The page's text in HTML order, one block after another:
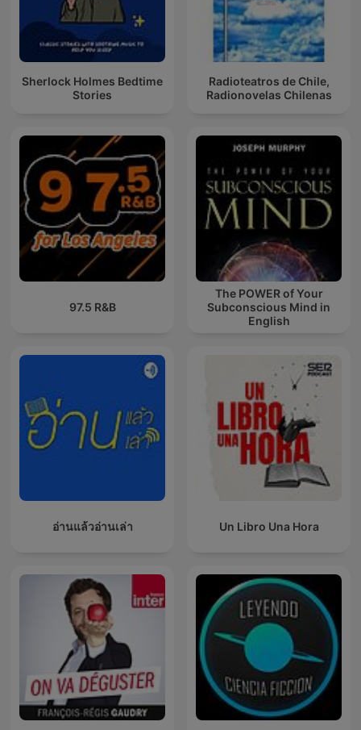
Sherlock Holmes Bedtime
Stories
Radioteatros de Chile,
Radionovelas Chilenas
97.5 R&B
The POWER of Your
Subconscious Mind in
English
อ่านแล้วอ่านเล่า Un Libro Una Hora